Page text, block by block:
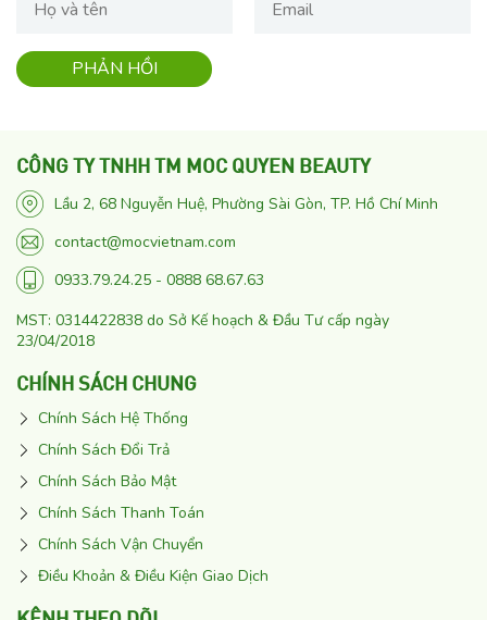
CÔNG TY TNHH TM MOC QUYEN BEAUTY
Lầu 2, 68 Nguyễn Huệ, Phường Sài Gòn, TP. Hồ Chí Minh
contact@mocvietnam.com
0933.79.24.25 - 0888 68.67.63
MST: 0314422838 do Sở Kế hoạch & Đầu Tư cấp ngày
23/04/2018
CHÍNH SÁCH CHUNG
Chính Sách Hệ Thống
Chính Sách Đổi Trả
Chính Sách Bảo Mật
Chính Sách Thanh Toán
Chính Sách Vận Chuyển
Điều Khoản & Điều Kiện Giao Dịch